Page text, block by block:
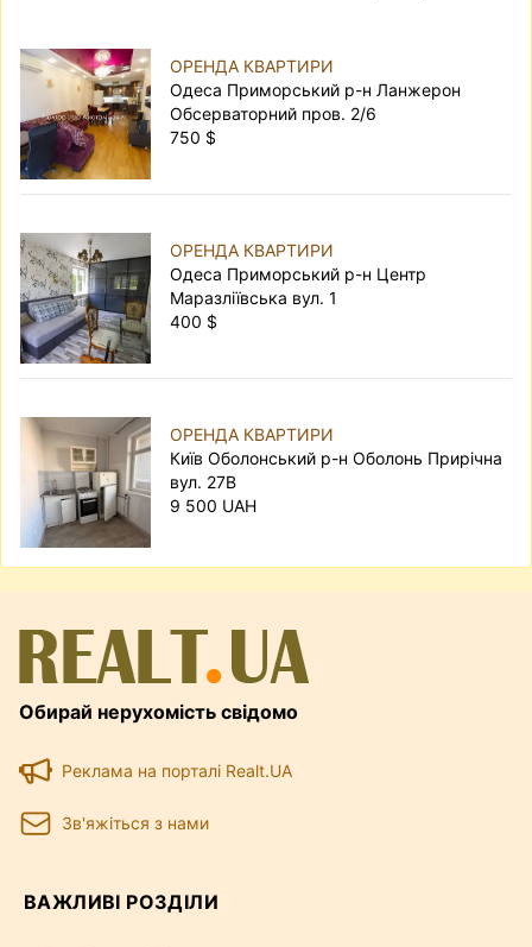
ОРЕНДА КВАРТИРИ
Одеса Приморський р-н Ланжерон
Обсерваторний пров. 2/6
750 $
ОРЕНДА КВАРТИРИ
Одеса Приморський р-н Центр
Маразліївська вул. 1
400 $
ОРЕНДА КВАРТИРИ
Київ Оболонський р-н Оболонь Прирічна
вул. 27В
9 500 UAH
Обирай нерухомість свідомо
Реклама на порталі Realt.UA
Зв'яжіться з нами
ВАЖЛИВІ РОЗДІЛИ